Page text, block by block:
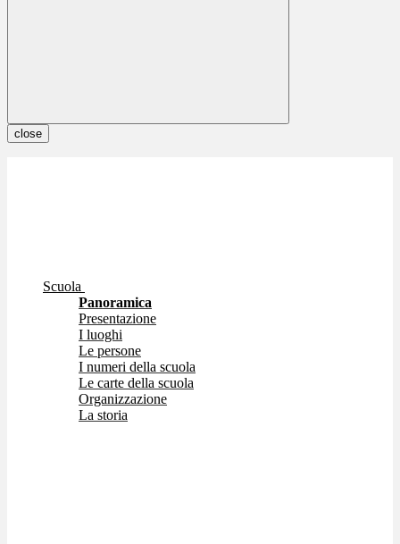
close
Scuola
Panoramica
Presentazione
I luoghi
Le persone
I numeri della scuola
Le carte della scuola
Organizzazione
La storia